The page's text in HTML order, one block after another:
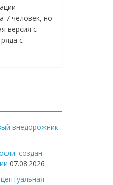
7 человек, но
версия с
с
внедорожник
создан
07.08.2026